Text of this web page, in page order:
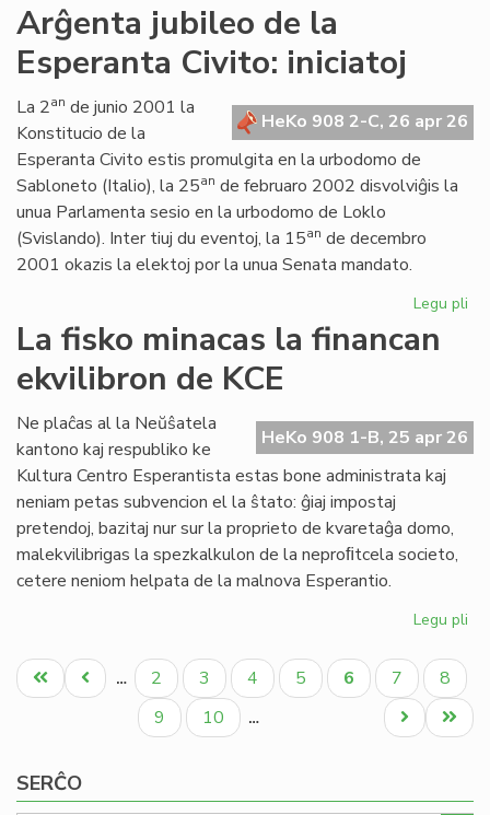
en
Arĝenta jubileo de la
Esperanta Civito: iniciatoj
HeKo 908 2-C, 26 apr 26
La 2an de junio 2001 la
Konstitucio de la
Esperanta Civito estis promulgita en la urbodomo de
Sabloneto (Italio), la 25an de februaro 2002 disvolviĝis la
unua Parlamenta sesio en la urbodomo de Loklo
(Svislando). Inter tiuj du eventoj, la 15an de decembro
2001 okazis la elektoj por la unua Senata mandato.
Legu pli
La fisko minacas la financan
ekvilibron de KCE
HeKo 908 1-B, 25 apr 26
Ne plaĉas al la Neŭŝatela
kantono kaj respubliko ke
Kultura Centro Esperantista estas bone administrata kaj
neniam petas subvencion el la ŝtato: ĝiaj impostaj
pretendoj, bazitaj nur sur la proprieto de kvaretaĝa domo,
malekvilibrigas la spezkalkulon de la neproﬁtcela societo,
cetere neniom helpata de la malnova Esperantio.
Legu pli
la
Pagination
Unua
paĝo
Antaŭa
paĝo
… Paĝo
2 Paĝo
3 Paĝo
4 Paĝo
5
Aktuala
paĝo
6 Paĝo
7 Paĝo
8
Paĝo
9 Paĝo
10 …
Last
page
Next
page
SERĈO